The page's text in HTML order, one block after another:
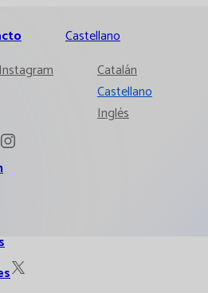
Castellano
Catalán
Castellano
Inglés